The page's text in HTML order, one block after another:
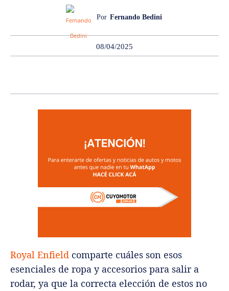
Por Fernando Bedini
08/04/2025
Royal Enfield comparte cuáles son esos
esenciales de ropa y accesorios para salir a
rodar, ya que la correcta elección de estos no